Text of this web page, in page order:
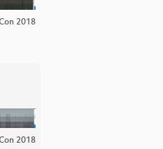
2018
2018